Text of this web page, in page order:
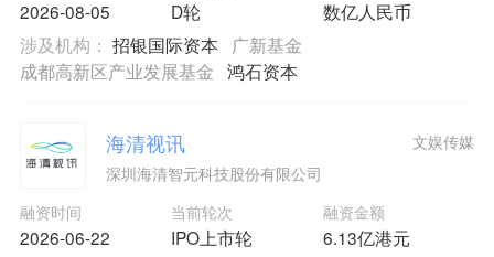
2026-08-05 D轮 数亿人民币
涉及机构： 招银国际资本
广新基金
成都高新区产业发展基金 鸿石资本
海清视讯
深圳海清智元科技股份有限公司
融资时间
2026-06-22
当前轮次
IPO上市轮
融资金额
6.13亿港元
文娱传媒